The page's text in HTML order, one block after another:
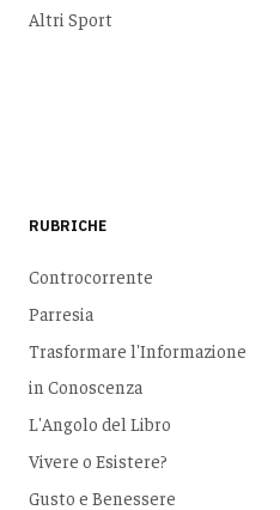
Altri Sport
RUBRICHE
Controcorrente
Parresia
Trasformare l'Informazione
in Conoscenza
L'Angolo del Libro
Vivere o Esistere?
Gusto e Benessere